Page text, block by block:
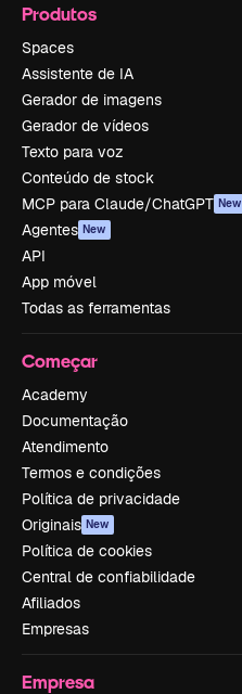
Produtos
Spaces
Assistente de IA
Gerador de imagens
Gerador de vídeos
Texto para voz
Conteúdo de stock
MCP para Claude/ChatGPT New
Agentes New
API
App móvel
Todas as ferramentas
Começar
Academy
Documentação
Atendimento
Termos e condições
Política de privacidade
Originais New
Política de cookies
Central de confiabilidade
Afiliados
Empresas
Empresa